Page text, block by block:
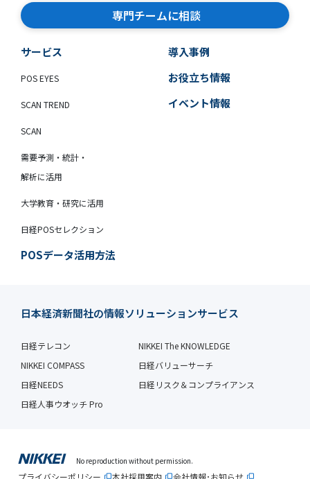
専門チームに相談
サービス
POS EYES
SCAN TREND
SCAN
需要予測・統計・
解析に活用
大学教育・研究に活用
日経POSセレクション
POSデータ活用方法
導入事例
お役立ち情報
イベント情報
日本経済新聞社の情報ソリューションサービス
日経テレコン
NIKKEI The KNOWLEDGE
NIKKEI COMPASS
日経バリューサーチ
日経NEEDS
日経リスク＆コンプライアンス
日経人事ウオッチ Pro
No reproduction without permission.